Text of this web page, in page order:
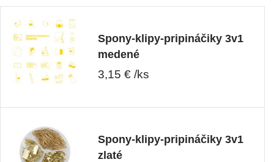
Spony-klipy-pripináčiky 3v1
medené
3,15 € /ks
Spony-klipy-pripináčiky 3v1
zlaté